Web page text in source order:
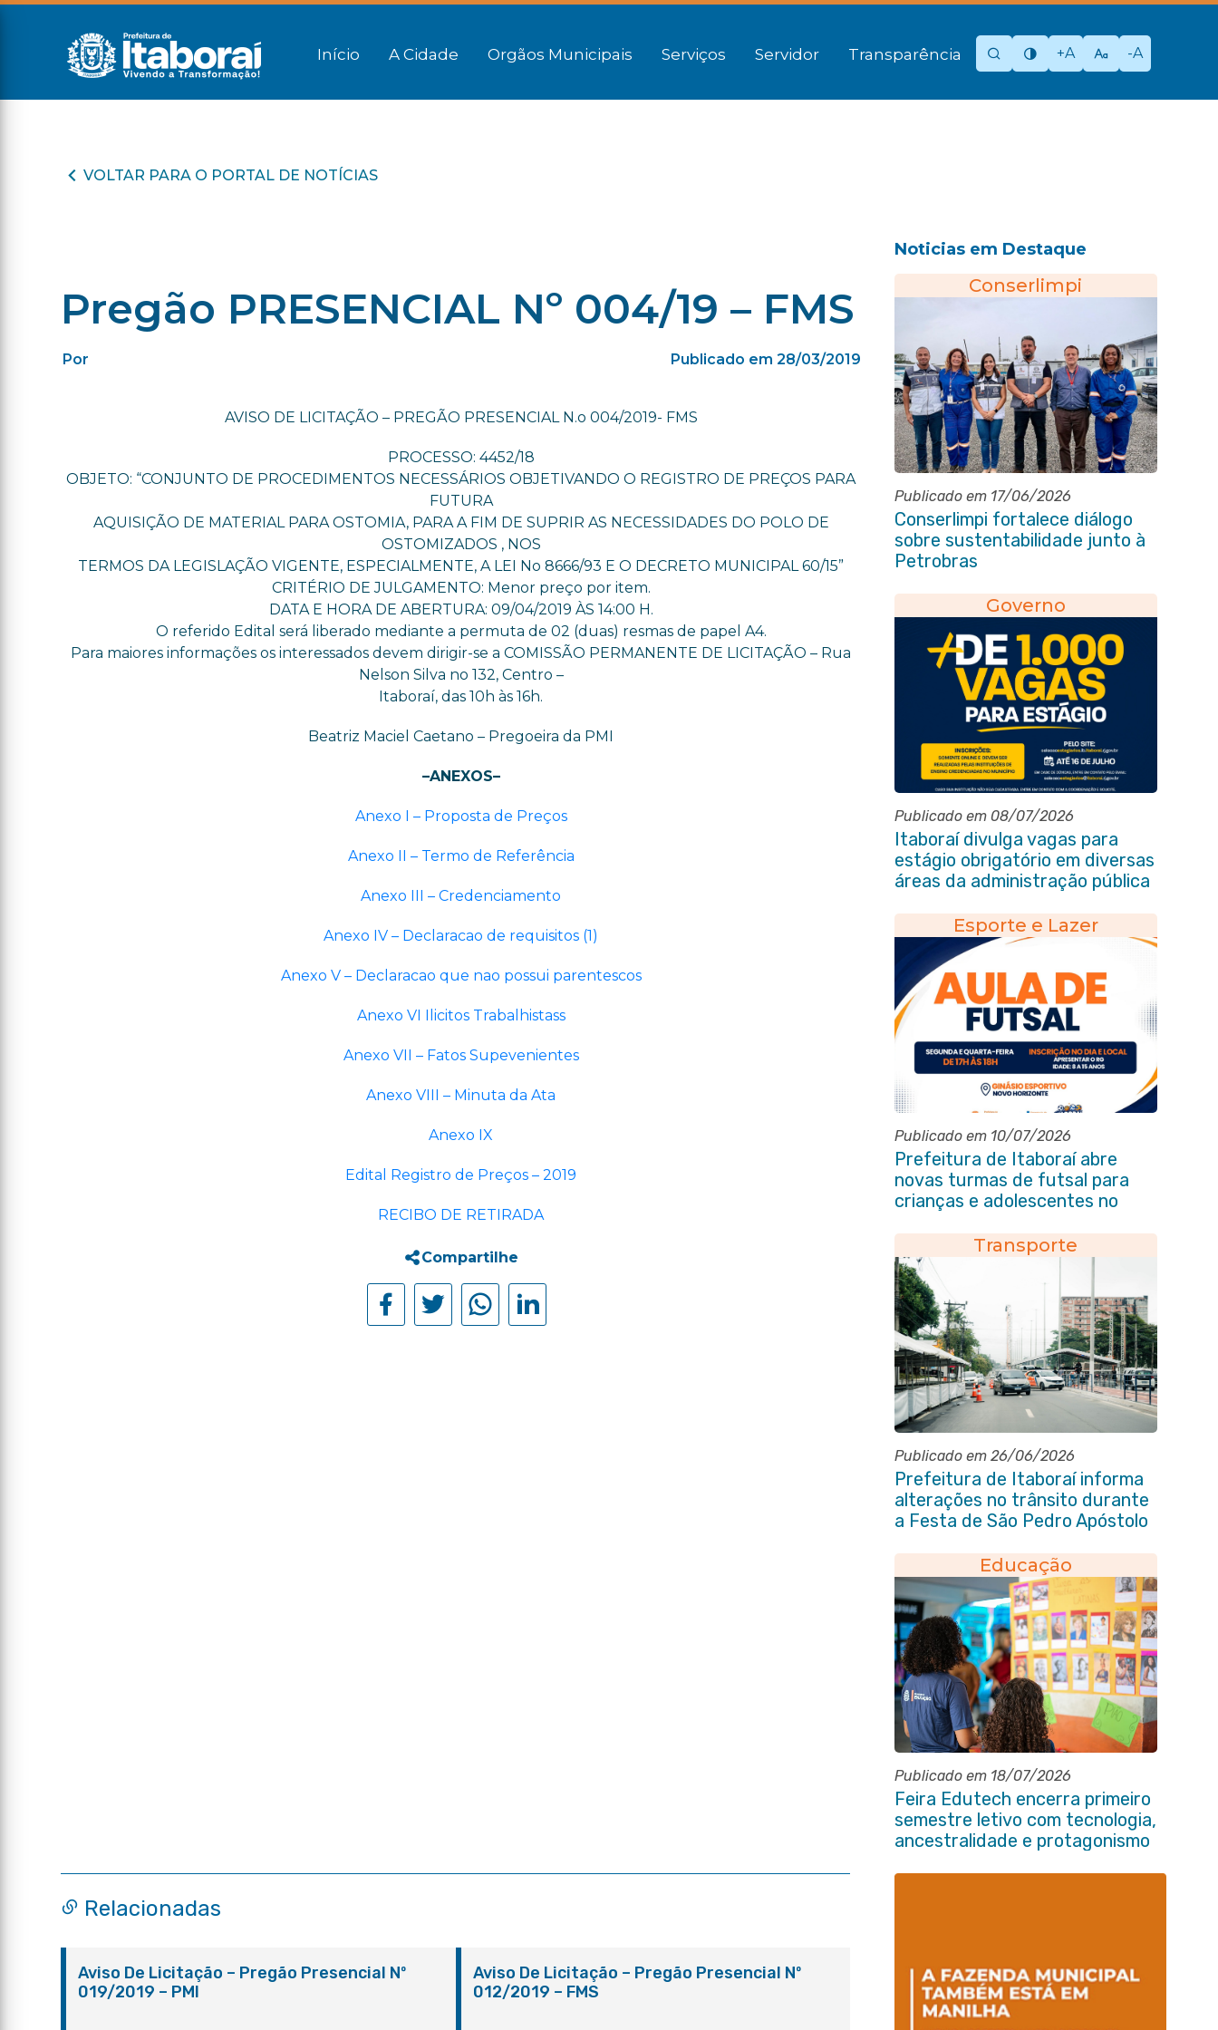
Início A Cidade Orgãos Municipais Serviços Servidor Transparência +A -A
VOLTAR PARA O PORTAL DE NOTÍCIAS
Pregão PRESENCIAL Nº 004/19 – FMS
Por Publicado em 28/03/2019
AVISO DE LICITAÇÃO – PREGÃO PRESENCIAL N.o 004/2019- FMS
PROCESSO: 4452/18
OBJETO: “CONJUNTO DE PROCEDIMENTOS NECESSÁRIOS OBJETIVANDO O REGISTRO DE PREÇOS PARA
FUTURA
AQUISIÇÃO DE MATERIAL PARA OSTOMIA, PARA A FIM DE SUPRIR AS NECESSIDADES DO POLO DE
OSTOMIZADOS , NOS
TERMOS DA LEGISLAÇÃO VIGENTE, ESPECIALMENTE, A LEI No 8666/93 E O DECRETO MUNICIPAL 60/15”
CRITÉRIO DE JULGAMENTO: Menor preço por item.
DATA E HORA DE ABERTURA: 09/04/2019 ÀS 14:00 H.
O referido Edital será liberado mediante a permuta de 02 (duas) resmas de papel A4.
Para maiores informações os interessados devem dirigir-se a COMISSÃO PERMANENTE DE LICITAÇÃO – Rua
Nelson Silva no 132, Centro –
Itaboraí, das 10h às 16h.
Beatriz Maciel Caetano – Pregoeira da PMI
–ANEXOS–
Anexo I – Proposta de Preços
Anexo II – Termo de Referência
Anexo III – Credenciamento
Anexo IV – Declaracao de requisitos (1)
Anexo V – Declaracao que nao possui parentescos
Anexo VI Ilicitos Trabalhistass
Anexo VII – Fatos Supevenientes
Anexo VIII – Minuta da Ata
Anexo IX
Edital Registro de Preços – 2019
RECIBO DE RETIRADA
Compartilhe
Noticias em Destaque
Conserlimpi
Publicado em 17/06/2026
Conserlimpi fortalece diálogo
sobre sustentabilidade junto à
Petrobras
Governo
Publicado em 08/07/2026
Itaboraí divulga vagas para
estágio obrigatório em diversas
áreas da administração pública
Esporte e Lazer
Publicado em 10/07/2026
Prefeitura de Itaboraí abre
novas turmas de futsal para
crianças e adolescentes no
Transporte
Publicado em 26/06/2026
Prefeitura de Itaboraí informa
alterações no trânsito durante
a Festa de São Pedro Apóstolo
Educação
Publicado em 18/07/2026
Feira Edutech encerra primeiro
semestre letivo com tecnologia,
ancestralidade e protagonismo
Relacionadas
Aviso De Licitação – Pregão Presencial Nº
019/2019 – PMI
Aviso De Licitação – Pregão Presencial Nº
012/2019 – FMS